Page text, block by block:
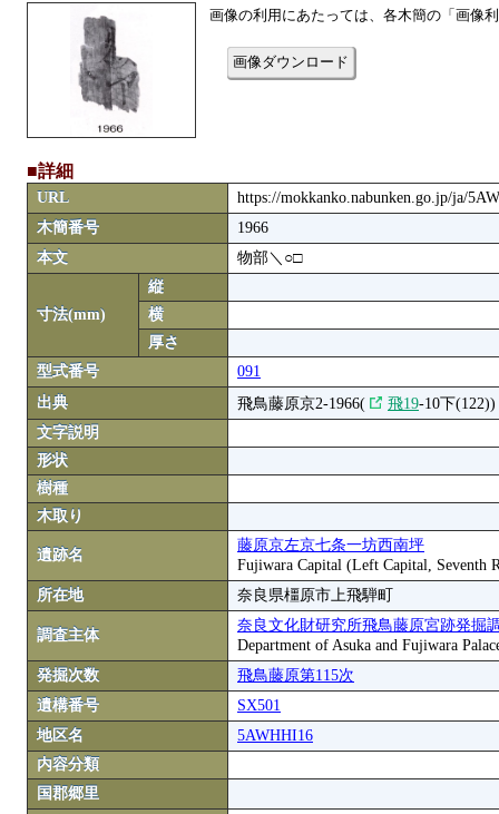
画像の利用にあたっては、各木簡の「画像
画像ダウンロード
■詳細
URL
https://mokkanko.nabunken.go.jp/ja/
木簡番号
1966
本文
物部＼○□
寸法(mm)
縦
横
厚さ
型式番号
091
出典
飛鳥藤原京2-1966( 飛19-10下(122))
文字説明
形状
樹種
木取り
遺跡名
藤原京左京七条一坊西南坪
Fujiwara Capital (Left Capital, Seventh
所在地
奈良県橿原市上飛騨町
調査主体
奈良文化財研究所飛鳥藤原宮跡発掘
Department of Asuka and Fujiwara
発掘次数
飛鳥藤原第115次
遺構番号
SX501
地区名
5AWHHI16
内容分類
国郡郷里